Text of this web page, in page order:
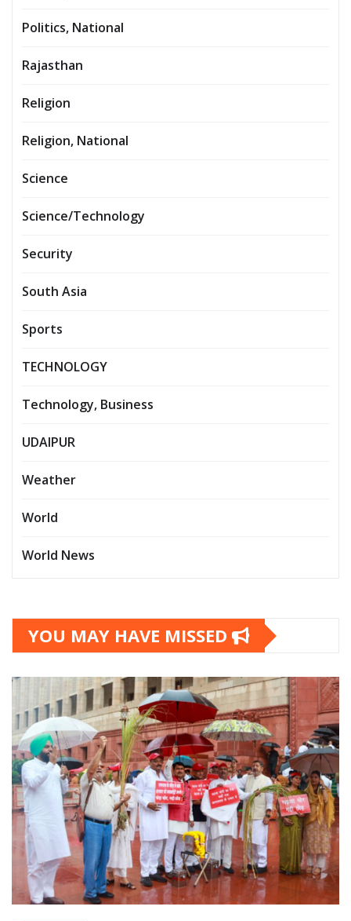
Politics, National
Rajasthan
Religion
Religion, National
Science
Science/Technology
Security
South Asia
Sports
TECHNOLOGY
Technology, Business
UDAIPUR
Weather
World
World News
YOU MAY HAVE MISSED